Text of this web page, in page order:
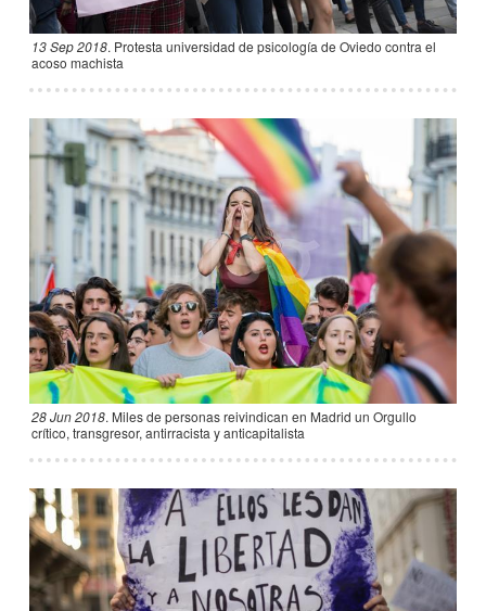
13 Sep 2018. Protesta universidad de psicología de Oviedo contra el
acoso machista
28 Jun 2018. Miles de personas reivindican en Madrid un Orgullo
crítico, transgresor, antirracista y anticapitalista